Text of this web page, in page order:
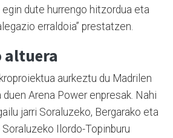
egin dute hurrengo hitzordua eta
erraldoia” prestatzen.
altuera
aurkeztu du Madrilen
Arena Power enpresak. Nahi
jarri Soraluzeko, Bergarako eta
Soraluzeko Ilordo-Topinburu